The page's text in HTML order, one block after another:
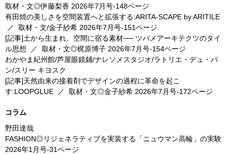
取材・文◎伊藤梨香 2026年7月号-148ページ
有田焼の美しさを空間装置へと拡張する:ARITA-SCAPE by ARITILE
／ 取材・文/金子紗希 2026年7月号-151ページ
[記事]土から生まれ、空間に宿る素材── ツバメアーキテクツのタイ
ル思想 ／ 取材・文◎梶原博子 2026年7月号-154ページ
わかやま紀州館/芦屋眼鏡鋪/ナレソメスタジオ/ラトリエ・デュ・パ
ン/スリー キヨスク
[記事]天然由来の接着剤でデザインの過程に革命を起こ
す:LOOPGLUE ／ 取材・文◎金子紗希 2026年7月号-172ページ
コラム
野田達哉
FASHION◎リジェネラティブを実装する「ニュウマン高輪」の実験
2026年1月号-31ページ